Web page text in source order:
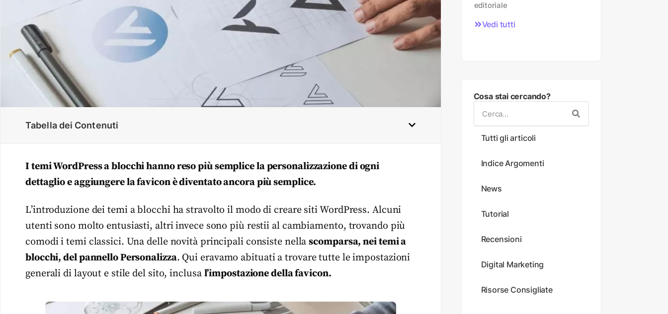
Tabella dei Contenuti
I temi WordPress a blocchi hanno reso più semplice la personalizzazione di ogni
dettaglio e aggiungere la favicon è diventato ancora più semplice.
L’introduzione dei temi a blocchi ha stravolto il modo di creare siti WordPress. Alcuni
utenti sono molto entusiasti, altri invece sono più restii al cambiamento, trovando più
comodi i temi classici. Una delle novità principali consiste nellascomparsa, nei temi a
blocchi, del pannello Personalizza. Qui eravamo abituati a trovare tutte le impostazioni
generali di layout e stile del sito, inclusa l’impostazione della favicon.
editoriale
Vedi tutti
Cosa stai cercando?
Tutti gli articoli
Indice Argomenti
News
Tutorial
Recensioni
Digital Marketing
Risorse Consigliate